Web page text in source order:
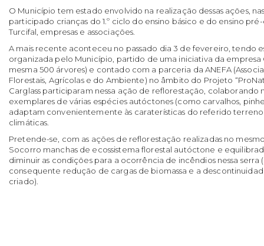
O Município tem estado envolvido na realização dessas ações,
participado crianças do 1.º ciclo do ensino básico e do ensino
Turcifal, empresas e associações.
A mais recente aconteceu no passado dia 3 de fevereiro, tendo
organizada pelo Município, partido de uma iniciativa da empresa
mesma 500 árvores) e contado com a parceria da ANEFA
Florestais, Agrícolas e do Ambiente) no âmbito do Projeto
Carglass participaram nessa ação de reflorestação, colaborando
exemplares de várias espécies autóctones (como carvalhos,
adaptam convenientemente às caraterísticas do referido
climáticas.
Pretende-se, com as ações de reflorestação realizadas no
Socorro manchas de ecossistema florestal autóctone e
diminuir as condições para a ocorrência de incêndios nessa
consequente redução de cargas de biomassa e a
criado).